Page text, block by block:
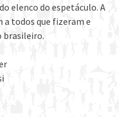
elenco do espetáculo. A
todos que fizeram e
brasileiro.